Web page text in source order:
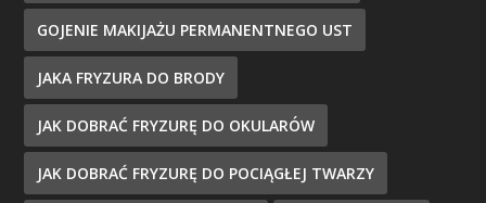
GOJENIE MAKIJAŻU PERMANENTNEGO UST
JAKA FRYZURA DO BRODY
JAK DOBRAĆ FRYZURĘ DO OKULARÓW
JAK DOBRAĆ FRYZURĘ DO POCIĄGŁEJ TWARZY